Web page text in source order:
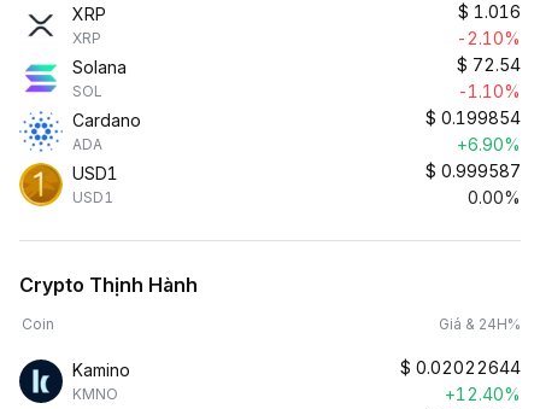
XRP
XRP
$ 1.016
-2.10%
Solana
SOL
$ 72.54
-1.10%
Cardano
ADA
$ 0.199854
+6.90%
USD1
USD1
$ 0.999587
0.00%
Crypto Thịnh Hành
Coin Giá & 24H%
Kamino
KMNO
$ 0.02022644
+12.40%